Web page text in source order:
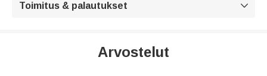
Toimitus & palautukset 
Arvostelut